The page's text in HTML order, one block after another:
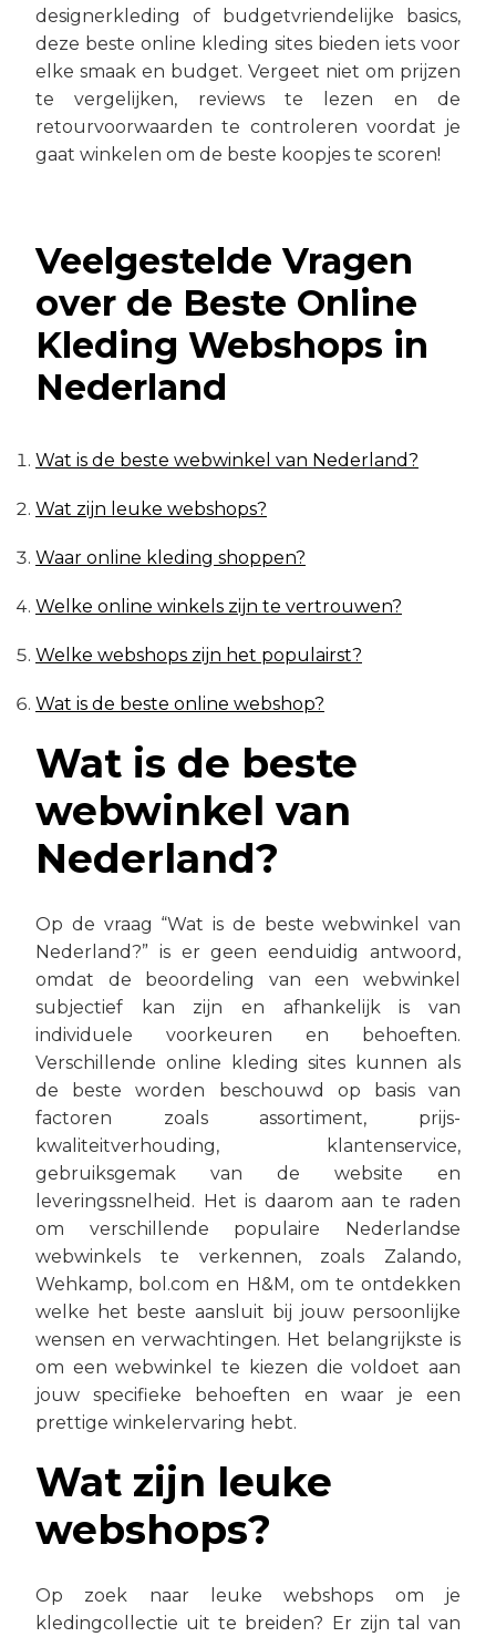
designerkleding of budgetvriendelijke basics,
deze beste online kleding sites bieden iets voor
elke smaak en budget. Vergeet niet om prijzen
te vergelijken, reviews te lezen en de
retourvoorwaarden te controleren voordat je
gaat winkelen om de beste koopjes te scoren!
Veelgestelde Vragen
over de Beste Online
Kleding Webshops in
Nederland
Wat is de beste webwinkel van Nederland?
Wat zijn leuke webshops?
Waar online kleding shoppen?
Welke online winkels zijn te vertrouwen?
Welke webshops zijn het populairst?
Wat is de beste online webshop?
Wat is de beste
webwinkel van
Nederland?
Op de vraag “Wat is de beste webwinkel van
Nederland?” is er geen eenduidig antwoord,
omdat de beoordeling van een webwinkel
subjectief kan zijn en afhankelijk is van
individuele voorkeuren en behoeften.
Verschillende online kleding sites kunnen als
de beste worden beschouwd op basis van
factoren zoals assortiment, prijs-
kwaliteitverhouding, klantenservice,
gebruiksgemak van de website en
leveringssnelheid. Het is daarom aan te raden
om verschillende populaire Nederlandse
webwinkels te verkennen, zoals Zalando,
Wehkamp, bol.com en H&M, om te ontdekken
welke het beste aansluit bij jouw persoonlijke
wensen en verwachtingen. Het belangrijkste is
om een webwinkel te kiezen die voldoet aan
jouw specifieke behoeften en waar je een
prettige winkelervaring hebt.
Wat zijn leuke
webshops?
Op zoek naar leuke webshops om je
kledingcollectie uit te breiden? Er zijn tal van